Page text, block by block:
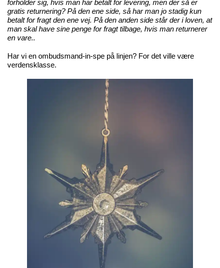
forholder sig, hvis man har betalt for levering, men der så er
gratis returnering? På den ene side, så har man jo stadig kun
betalt for fragt den ene vej. På den anden side står der i loven, at
man skal have sine penge for fragt tilbage, hvis man returnerer
en vare..
Har vi en ombudsmand-in-spe på linjen? For det ville være
verdensklasse.